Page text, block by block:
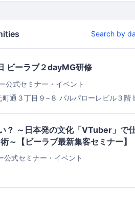
Search by
ビーラブ２dayMG研修
公式セミナー・イベント
町通３丁目９−８ パルパローレビル３階
？ ～日本発の文化「VTuber」で
～【ビーラブ最新集客セミナー】
公式セミナー・イベント